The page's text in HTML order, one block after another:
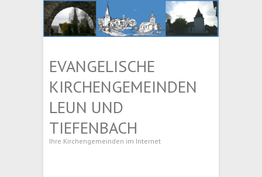
EVANGELISCHE
KIRCHENGEMEINDEN
LEUN UND
TIEFENBACH
Ihre Kirchengemeinden im Internet